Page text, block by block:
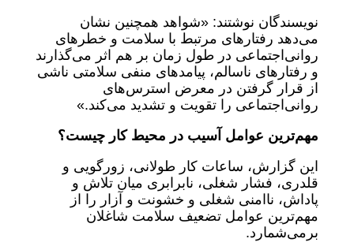
نویسندگان نوشتند: «شواهد همچنین نشان
می‌دهد رفتارهای مرتبط با سلامت و خطرهای
روانی‌اجتماعی در طول زمان بر هم اثر می‌گذارند
و رفتارهای ناسالم، پیامدهای منفی سلامتی ناشی
از قرار گرفتن در معرض استرس‌های
روانی‌اجتماعی را تقویت و تشدید می‌کند.»
مهم‌ترین عوامل آسیب در محیط کار چیست؟
این گزارش، ساعات کار طولانی، زورگویی و
قلدری، فشار شغلی، نابرابری میان تلاش و
پاداش، ناامنی شغلی و خشونت و آزار را از
مهم‌ترین عوامل تضعیف سلامت شاغلان
برمی‌شمارد.